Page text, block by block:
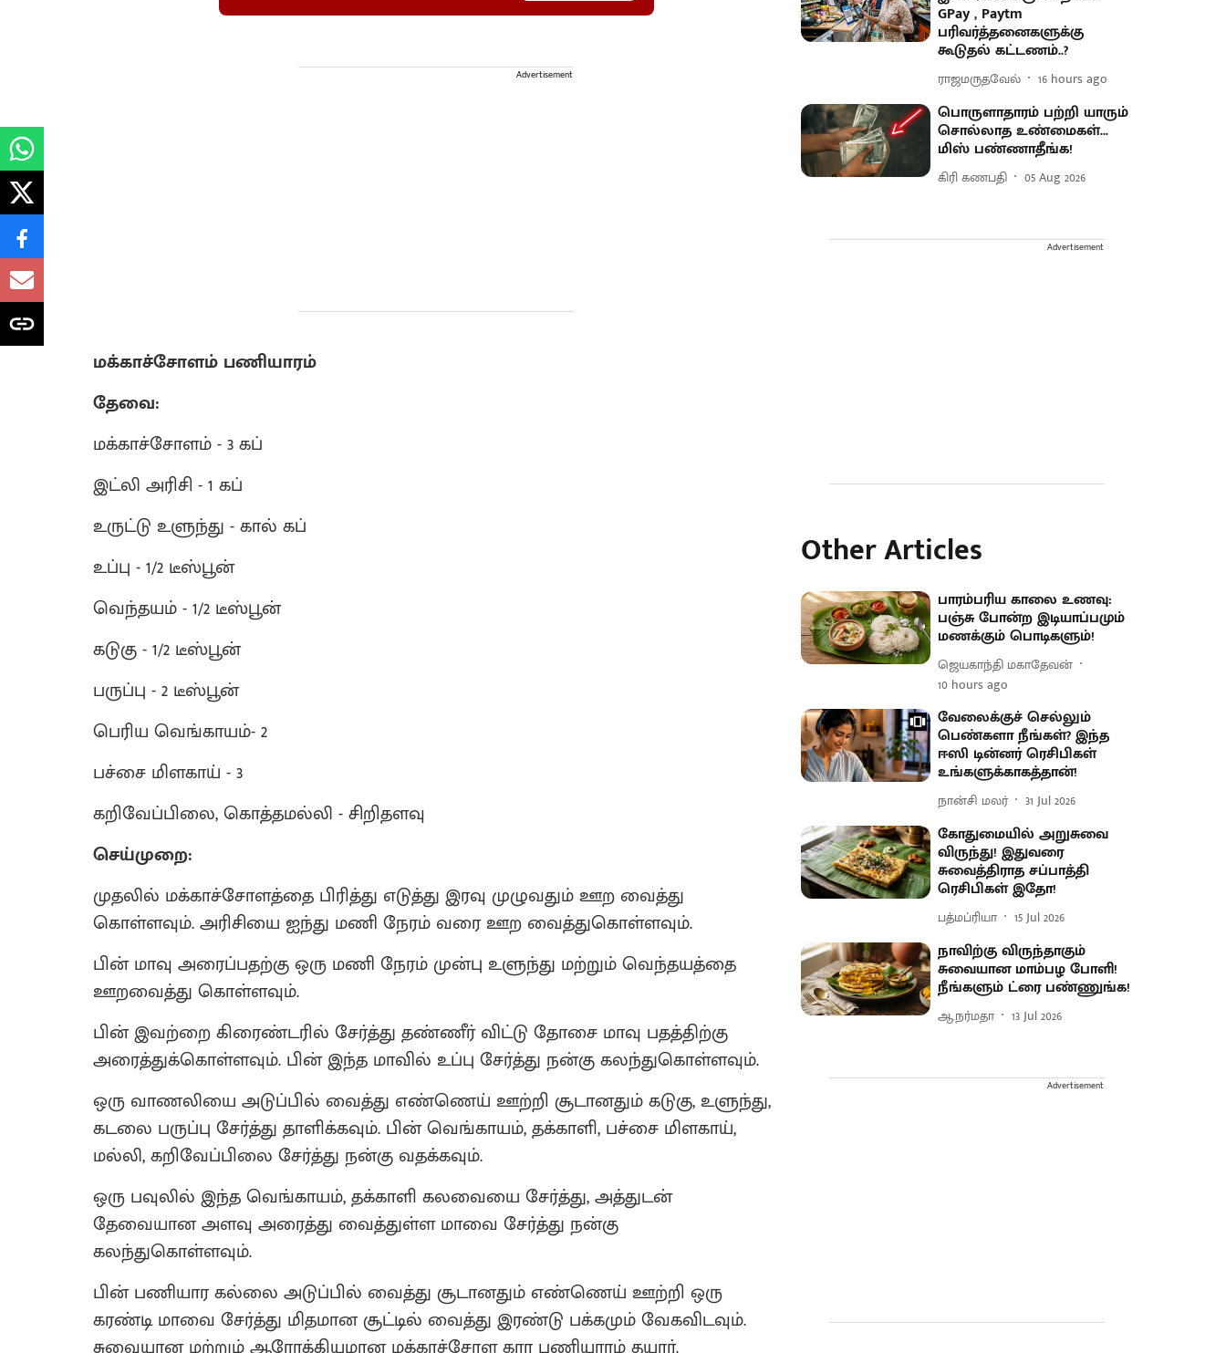
Advertisement
மக்காச்சோளம் பணியாரம்
தேவை:
மக்காச்சோளம் - 3 கப்
இட்லி அரிசி - 1 கப்
உருட்டு உளுந்து - கால் கப்
உப்பு - 1/2 டீஸ்பூன்
வெந்தயம் - 1/2 டீஸ்பூன்
கடுகு - 1/2 டீஸ்பூன்
பருப்பு - 2 டீஸ்பூன்
பெரிய வெங்காயம்- 2
பச்சை மிளகாய் - 3
கறிவேப்பிலை, கொத்தமல்லி - சிறிதளவு
செய்முறை:
முதலில் மக்காச்சோளத்தை பிரித்து எடுத்து இரவு முழுவதும் ஊற வைத்து
கொள்ளவும். அரிசியை ஐந்து மணி நேரம் வரை ஊற வைத்துகொள்ளவும்.
பின் மாவு அரைப்பதற்கு ஒரு மணி நேரம் முன்பு உளுந்து மற்றும் வெந்தயத்தை
ஊறவைத்து கொள்ளவும்.
பின் இவற்றை கிரைண்டரில் சேர்த்து தண்ணீர் விட்டு தோசை மாவு பதத்திற்கு
அரைத்துக்கொள்ளவும். பின் இந்த மாவில் உப்பு சேர்த்து நன்கு கலந்துகொள்ளவும்.
ஒரு வாணலியை அடுப்பில் வைத்து எண்ணெய் ஊற்றி சூடானதும் கடுகு, உளுந்து,
கடலை பருப்பு சேர்த்து தாளிக்கவும். பின் வெங்காயம், தக்காளி, பச்சை மிளகாய்,
மல்லி, கறிவேப்பிலை சேர்த்து நன்கு வதக்கவும்.
ஒரு பவுலில் இந்த வெங்காயம், தக்காளி கலவையை சேர்த்து, அத்துடன்
தேவையான அளவு அரைத்து வைத்துள்ள மாவை சேர்த்து நன்கு
கலந்துகொள்ளவும்.
பின் பணியார கல்லை அடுப்பில் வைத்து சூடானதும் எண்ணெய் ஊற்றி ஒரு
கரண்டி மாவை சேர்த்து மிதமான சூட்டில் வைத்து இரண்டு பக்கமும் வேகவிடவும்.
GPay , Paytm
பரிவர்த்தனைகளுக்கு
கூடுதல் கட்டணம்..?
ராஜமருதவேல் 16 hours ago
பொருளாதாரம் பற்றி யாரும்
சொல்லாத உண்மைகள்...
மிஸ் பண்ணாதீங்க!
கிரி கணபதி 05 Aug 2026
Advertisement
Other Articles
பாரம்பரிய காலை உணவு:
பஞ்சு போன்ற இடியாப்பமும்
மணக்கும் பொடிகளும்!
ஜெயகாந்தி மகாதேவன்
10 hours ago
வேலைக்குச் செல்லும்
பெண்களா நீங்கள்? இந்த
ஈஸி டின்னர் ரெசிபிகள்
உங்களுக்காகத்தான்!
நான்சி மலர் 31 Jul 2026
கோதுமையில் அறுசுவை
விருந்து! இதுவரை
சுவைத்திராத சப்பாத்தி
ரெசிபிகள் இதோ!
பத்மப்ரியா 15 Jul 2026
நாவிற்கு விருந்தாகும்
சுவையான மாம்பழ போளி!
நீங்களும் ட்ரை பண்ணுங்க!
ஆ.நர்மதா 13 Jul 2026
Advertisement